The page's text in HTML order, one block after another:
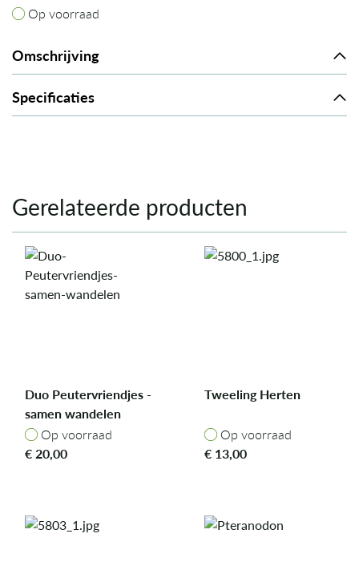
Op voorraad
Op voorraad
Omschrijving
Specificaties
Gerelateerde producten
Duo Peutervriendjes -
samen wandelen
Op voorraad
Op voorraad
€20,00
Tweeling Herten
Op voorraad
Op voorraad
€ 13,00